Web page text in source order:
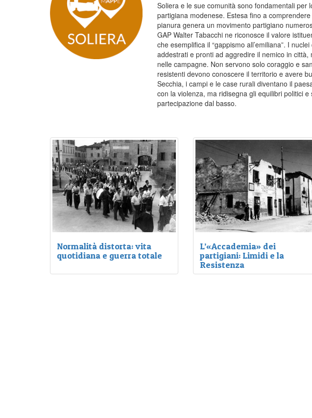
Soliera e le sue comunità sono fondamentali per
partigiana modenese. Estesa fino a
pianura genera un movimento partigiano
GAP Walter Tabacchi ne riconosce il valore
che esemplifica il “gappismo all’emiliana”. I
addestrati e pronti ad aggredire il nemico in
nelle campagne. Non servono solo coraggio e
resistenti devono conoscere il territorio e avere
Secchia, i campi e le case rurali diventano il
con la violenza, ma ridisegna gli equilibri politici
partecipazione dal basso.
Normalità distorta: vita
quotidiana e guerra totale
L’«Accademia» dei
partigiani: Limidi e la
Resistenza